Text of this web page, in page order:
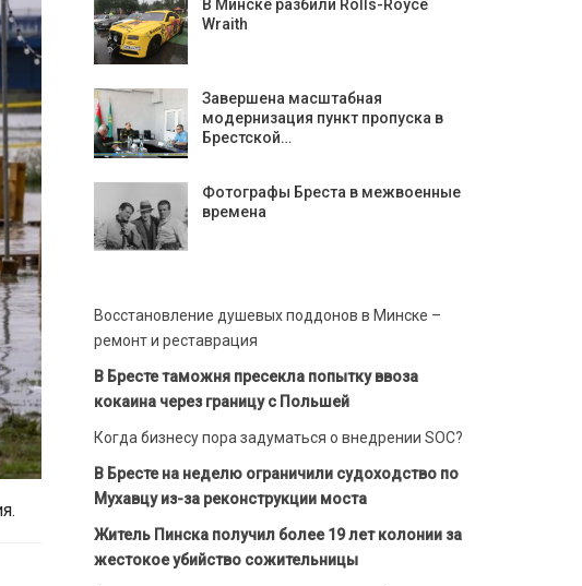
В Минске разбили Rolls-Royce
Wraith
Завершена масштабная
модернизация пункт пропуска в
Брестской…
Фотографы Бреста в межвоенные
времена
Восстановление душевых поддонов в Минске –
ремонт и реставрация
В Бресте таможня пресекла попытку ввоза
кокаина через границу с Польшей
Когда бизнесу пора задуматься о внедрении SOC?
В Бресте на неделю ограничили судоходство по
Мухавцу из-за реконструкции моста
Житель Пинска получил более 19 лет колонии за
жестокое убийство сожительницы